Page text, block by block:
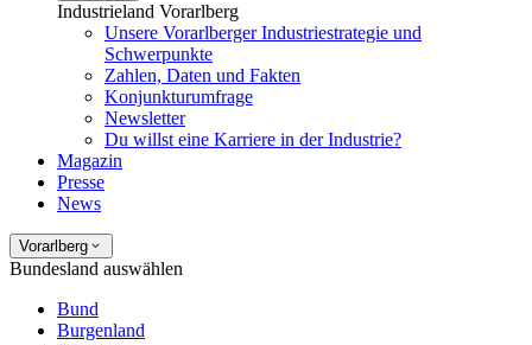
Industrieland Vorarlberg
Unsere Vorarlberger Industriestrategie und
Schwerpunkte
Zahlen, Daten und Fakten
Konjunkturumfrage
Newsletter
Du willst eine Karriere in der Industrie?
Magazin
Presse
News
Vorarlberg
Bundesland auswählen
Bund
Burgenland